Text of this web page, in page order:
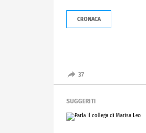
CRONACA
37
SUGGERITI